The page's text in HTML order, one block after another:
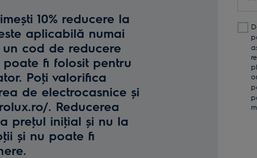
10% reducere la
aplicabilă numai
cod de reducere
fi folosit pentru
Poţi valorifica
de electrocasnice și
. Reducerea
preţul iniţial și nu la
și nu poate fi